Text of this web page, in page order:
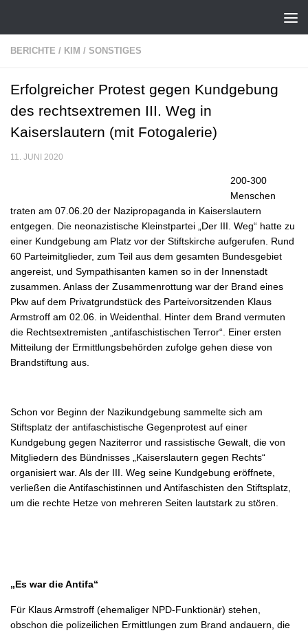
BERICHTE / KIM / SONSTIGES
Erfolgreicher Protest gegen Kundgebung
des rechtsextremen III. Weg in
Kaiserslautern (mit Fotogalerie)
11. JUNI 2020
200-300
Menschen
traten am 07.06.20 der Nazipropaganda in Kaiserslautern
entgegen. Die neonazistische Kleinstpartei „Der III. Weg“ hatte zu
einer Kundgebung am Platz vor der Stiftskirche aufgerufen. Rund
60 Parteimitglieder, zum Teil aus dem gesamten Bundesgebiet
angereist, und Sympathisanten kamen so in der Innenstadt
zusammen. Anlass der Zusammenrottung war der Brand eines
Pkw auf dem Privatgrundstück des Parteivorsitzenden Klaus
Armstroff am 02.06. in Weidenthal. Hinter dem Brand vermuten
die Rechtsextremisten „antifaschistischen Terror“. Einer ersten
Mitteilung der Ermittlungsbehörden zufolge gehen diese von
Brandstiftung aus.
Schon vor Beginn der Nazikundgebung sammelte sich am
Stiftsplatz der antifaschistische Gegenprotest auf einer
Kundgebung gegen Naziterror und rassistische Gewalt, die von
Mitgliedern des Bündnisses „Kaiserslautern gegen Rechts“
organisiert war. Als der III. Weg seine Kundgebung eröffnete,
verließen die Antifaschistinnen und Antifaschisten den Stiftsplatz,
um die rechte Hetze von mehreren Seiten lautstark zu stören.
„Es war die Antifa“
Für Klaus Armstroff (ehemaliger NPD-Funktionär) stehen,
obschon die polizeilichen Ermittlungen zum Brand andauern, die